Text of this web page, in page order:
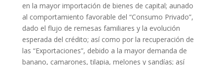
en la mayor importación de bienes de capital; aunado
al comportamiento favorable del “Consumo Privado”,
dado el flujo de remesas familiares y la evolución
esperada del crédito; así como por la recuperación de
las “Exportaciones”, debido a la mayor demanda de
banano, camarones, tilapia, melones y sandías; así